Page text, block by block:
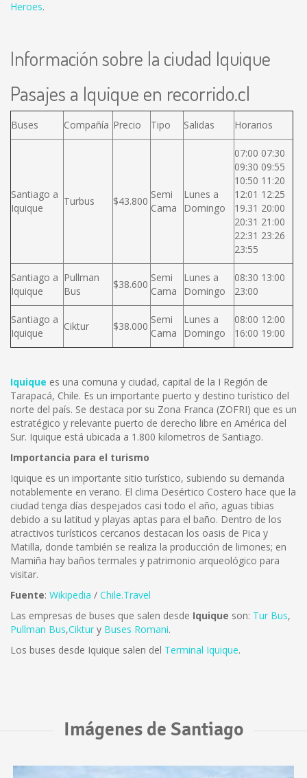
Heroes.
Información sobre la ciudad Iquique
Pasajes a Iquique en recorrido.cl
Buses Compañía Precio Tipo Salidas Horarios
Santiago a
Iquique
Turbus $43.800
Semi
Cama
Lunes a
Domingo
07:00 07:30
09:30 09:55
10:50 11:20
12:01 12:25
19.31 20:00
20:31 21:00
22:31 23:26
23:55
Santiago a
Iquique
Pullman
Bus
$38.600
Semi
Cama
Lunes a
Domingo
08:30 13:00
23:00
Santiago a
Iquique
Ciktur $38.000
Semi
Cama
Lunes a
Domingo
08:00 12:00
16:00 19:00
Iquique es una comuna y ciudad, capital de la I Región de
Tarapacá, Chile. Es un importante puerto y destino turístico del
norte del país. Se destaca por su Zona Franca (ZOFRI) que es un
estratégico y relevante puerto de derecho libre en América del
Sur. Iquique está ubicada a 1.800 kilometros de Santiago.
Importancia para el turismo
Iquique es un importante sitio turístico, subiendo su demanda
notablemente en verano. El clima Desértico Costero hace que la
ciudad tenga días despejados casi todo el año, aguas tibias
debido a su latitud y playas aptas para el baño. Dentro de los
atractivos turísticos cercanos destacan los oasis de Pica y
Matilla, donde también se realiza la producción de limones; en
Mamiña hay baños termales y patrimonio arqueológico para
visitar.
Fuente: Wikipedia / Chile.Travel
Las empresas de buses que salen desde Iquique son: Tur Bus,
Pullman Bus,Ciktur y Buses Romani.
Los buses desde Iquique salen del Terminal Iquique.
Imágenes de Santiago